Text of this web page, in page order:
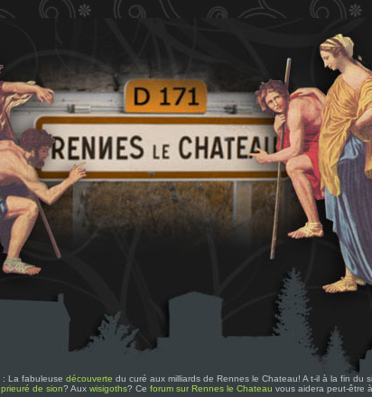
: La fabuleuse découverte du curé aux milliards de Rennes le Chateau! A t-il à la fin du
prieuré de sion? Aux wisigoths? Ce forum sur Rennes le Chateau vous aidera peut-être